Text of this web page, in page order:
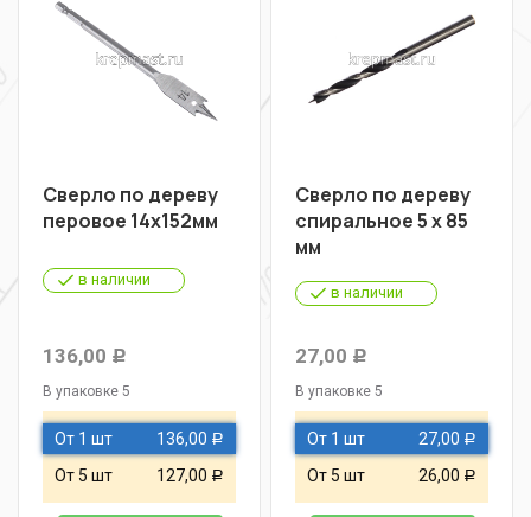
Сверло по дереву
перовое 14х152мм
в наличии
136,00 Р
В упаковке 5
От 1 шт 136,00 Р
От 5 шт 127,00 Р
Сверло по дереву
спиральное 5 х 85
мм
в наличии
27,00 Р
В упаковке 5
От 1 шт 27,00 Р
От 5 шт 26,00 Р